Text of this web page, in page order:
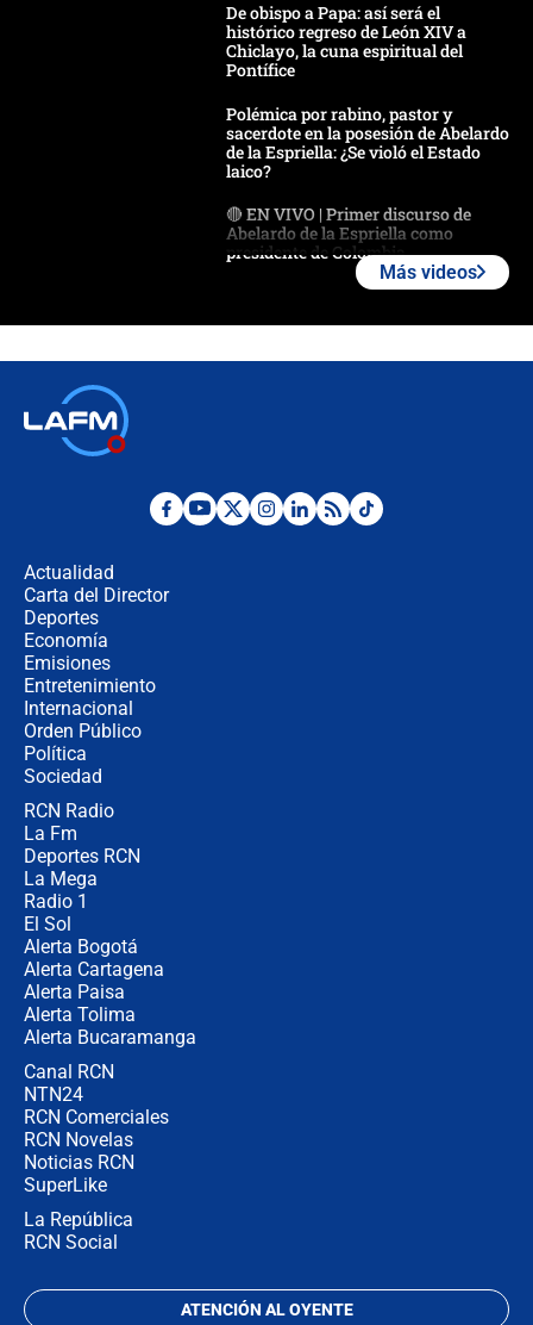
De obispo a Papa: así será el
histórico regreso de León XIV a
Chiclayo, la cuna espiritual del
Pontífice
Polémica por rabino, pastor y
sacerdote en la posesión de Abelardo
de la Espriella: ¿Se violó el Estado
laico?
🔴 EN VIVO | Primer discurso de
Abelardo de la Espriella como
presidente de Colombia
Desde dermatitis hasta infecciones:
Más videos
Actualidad
Carta del Director
Deportes
Economía
Emisiones
Entretenimiento
Internacional
Orden Público
Política
Sociedad
RCN Radio
La Fm
Deportes RCN
La Mega
Radio 1
El Sol
Alerta Bogotá
Alerta Cartagena
Alerta Paisa
Alerta Tolima
Alerta Bucaramanga
Canal RCN
NTN24
RCN Comerciales
RCN Novelas
Noticias RCN
SuperLike
La República
RCN Social
ATENCIÓN AL OYENTE